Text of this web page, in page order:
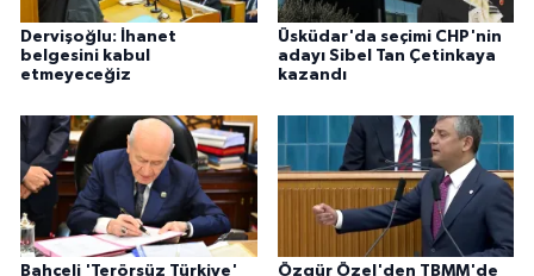
Dervişoğlu: İhanet
belgesini kabul
etmeyeceğiz
Üsküdar'da seçimi CHP'nin
adayı Sibel Tan Çetinkaya
kazandı
Bahçeli 'Terörsüz Türkiye'
Özgür Özel'den TBMM'de